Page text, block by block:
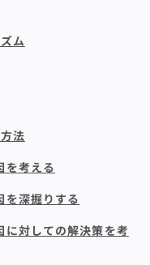
ム
法
を考える
を深掘りする
に対しての解決策を考